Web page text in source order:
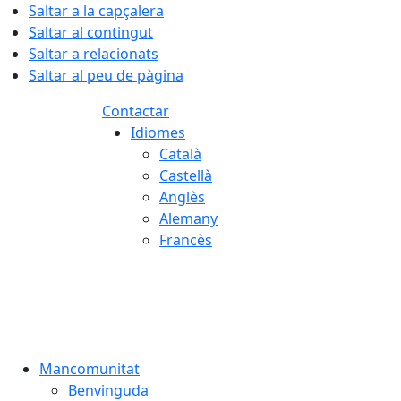
Saltar a la capçalera
Saltar al contingut
Saltar a relacionats
Saltar al peu de pàgina
Contactar
Idiomes
Català
Castellà
Anglès
Alemany
Francès
Mancomunitat
Benvinguda